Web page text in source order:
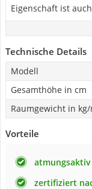
Eigenschaft ist
Technische Details
Modell
Gesamthöhe in cm
Raumgewicht in kg/
Vorteile
atmungsaktiv
zertifiziert